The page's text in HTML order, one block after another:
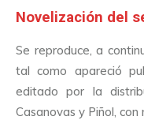
Novelización del
Se reproduce, a
tal como apareció
editado por la
Casanovas y Piñol,